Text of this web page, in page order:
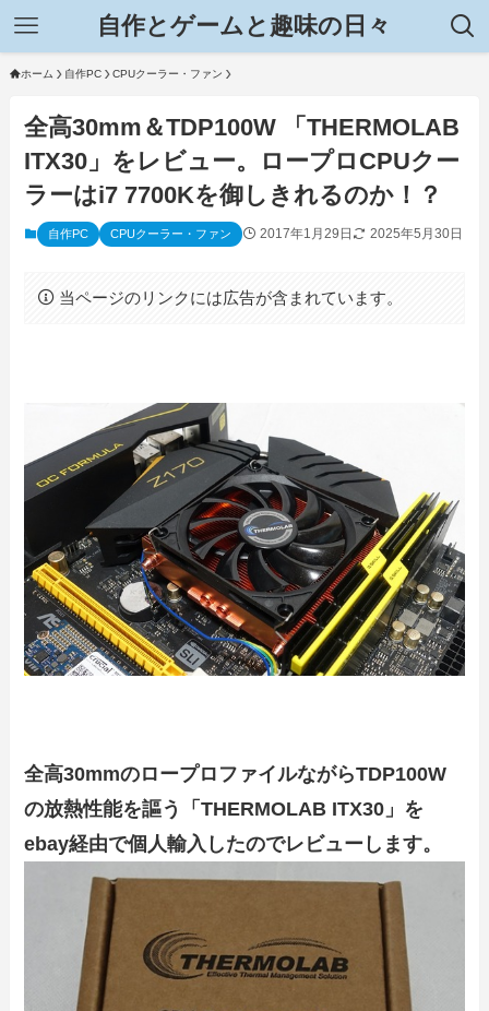
自作とゲームと趣味の日々
ホーム 自作PC CPUクーラー・ファン
全高30mm＆TDP100W 「THERMOLAB
ITX30」をレビュー。ロープロCPUクー
ラーはi7 7700Kを御しきれるのか！？
自作PC CPUクーラー・ファン 2017年1月29日 2025年5月30日
当ページのリンクには広告が含まれています。
全高30mmのロープロファイルながらTDP100W
の放熱性能を謳う「THERMOLAB ITX30」を
ebay経由で個人輸入したのでレビューします。